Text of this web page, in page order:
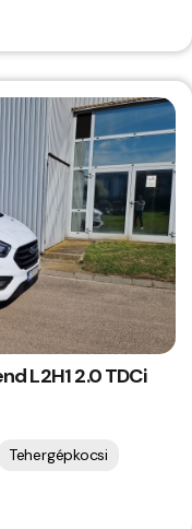
L2H1 2.0 TDCi
Tehergépkocsi